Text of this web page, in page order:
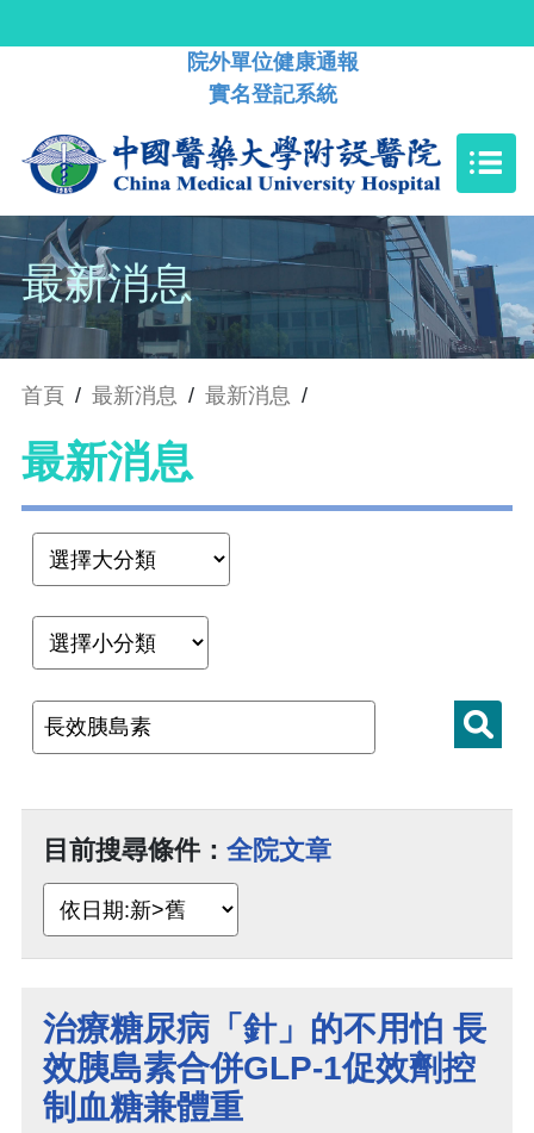
院外單位健康通報
實名登記系統
最新消息
首頁 / 最新消息 / 最新消息 /
最新消息
目前搜尋條件： 全院文章
治療糖尿病「針」的不用怕 長
效胰島素合併GLP-1促效劑控
制血糖兼體重